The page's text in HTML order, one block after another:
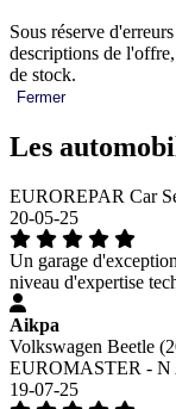
Sous réserve
descriptions de
de stock.
Fermer
Les
EUROREPAR Car
20-05-25
Un garage
niveau d'expertise
Aikpa
Volkswagen Beetle
EUROMASTER - N
19-07-25